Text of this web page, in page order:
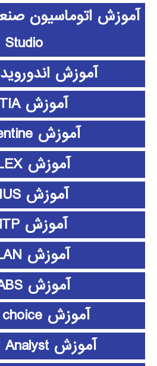
Studio
آموزش اندوروید android
آموزش CATIA
آموزش clementine
آموزش CPLEX
آموزش EDIUS
آموزش EMTP
آموزش ePLAN
آموزش ETABS
آموزش expert choice
آموزش Frontier Analyst